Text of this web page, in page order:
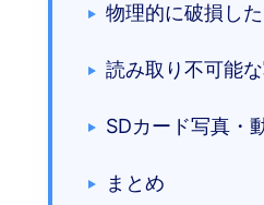
物理的に破損し
読み取り不可能
SDカード写真・
まとめ